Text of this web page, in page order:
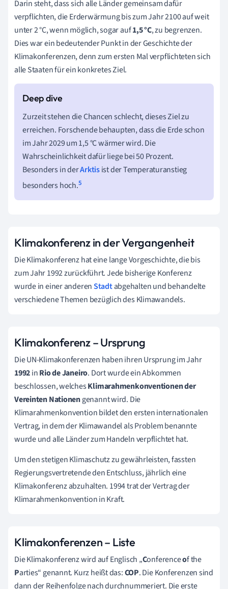
Darin steht, dass sich alle Länder gemeinsam dafür
verpflichten, die Erderwärmung bis zum Jahr 2100 auf weit
unter 2 °C, wenn möglich, sogar auf1,5 °C, zu begrenzen.
Dies war ein bedeutender Punkt in der Geschichte der
Klimakonferenzen, denn zum ersten Mal verpflichteten sich
alle Staaten für ein konkretes Ziel.
Zurzeit stehen die Chancen schlecht, dieses Ziel zu
erreichen. Forschende behaupten, dass die Erde schon
im Jahr 2029 um 1,5°C wärmer wird. Die
Wahrscheinlichkeit dafür liege bei 50 Prozent.
Besonders in derArktisist der Temperaturanstieg
besonders hoch.5
Klimakonferenz in der Vergangenheit
Die Klimakonferenz hat eine lange Vorgeschichte, die bis
zum Jahr 1992 zurückführt. Jede bisherige Konferenz
wurde in einer anderenStadtabgehalten und behandelte
verschiedene Themen bezüglich des Klimawandels.
Klimakonferenz – Ursprung
Die UN-Klimakonferenzen haben ihren Ursprung im Jahr
1992inRio de Janeiro. Dort wurde ein Abkommen
beschlossen, welchesKlimarahmenkonventionen der
Vereinten Nationengenannt wird. Die
Klimarahmenkonvention bildet den ersten internationalen
Vertrag, in dem der Klimawandel als Problem benannte
wurde und alle Länder zum Handeln verpflichtet hat.
Um den stetigen Klimaschutz zu gewährleisten, fassten
Regierungsvertretende den Entschluss, jährlich eine
Klimakonferenz abzuhalten. 1994 trat der Vertrag der
Klimarahmenkonvention in Kraft.
Klimakonferenzen – Liste
Die Klimakonferenz wird auf Englisch „Conferenceof the
Parties“ genannt. Kurz heißt das:COP. Die Konferenzen sind
dann der Reihenfolge nach durchnummeriert. Die erste